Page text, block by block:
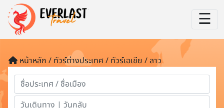
☰
หน้าหลัก / ทัวร์ต่างประเทศ / ทัวร์เอเชีย / ลาว